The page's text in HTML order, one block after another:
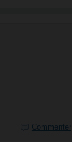
Commenter